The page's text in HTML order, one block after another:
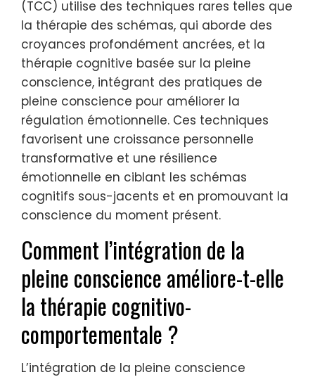
(TCC) utilise des techniques rares telles que
la thérapie des schémas, qui aborde des
croyances profondément ancrées, et la
thérapie cognitive basée sur la pleine
conscience, intégrant des pratiques de
pleine conscience pour améliorer la
régulation émotionnelle. Ces techniques
favorisent une croissance personnelle
transformative et une résilience
émotionnelle en ciblant les schémas
cognitifs sous-jacents et en promouvant la
conscience du moment présent.
Comment l’intégration de la
pleine conscience améliore-t-elle
la thérapie cognitivo-
comportementale ?
L’intégration de la pleine conscience